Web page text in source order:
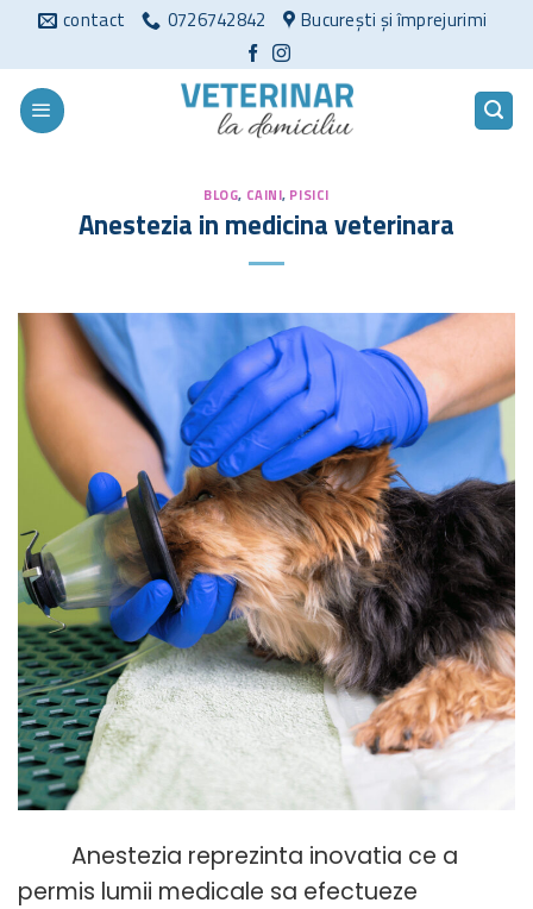
conținut
contact 0726742842 București și împrejurimi
BLOG, CAINI, PISICI
Anestezia in medicina veterinara
Anestezia reprezinta inovatia ce a
permis lumii medicale sa efectueze